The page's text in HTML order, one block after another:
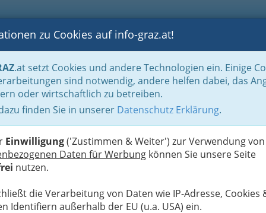
BLOGS FOTOS GASTRONOMIE BRANCHEN
zu Cookies auf info-graz.at!
.at setzt Cookies und andere Technologien ein. Einige
sind notwendig, andere helfen dabei, das
oder wirtschaftlich zu betreiben.
finden Sie in unserer Datenschutz Erklärung.
Einwilligung('Zustimmen & Weiter') zur Verwendung von
Daten für Werbung können Sie unsere Seite
nutzen.
die Verarbeitung von Daten wie IP-Adresse, Cookies
Identifiern außerhalb der EU (u.a. USA) ein.
Adressen von Seminaranbietern
Ausbildung /
und Coaching, positive